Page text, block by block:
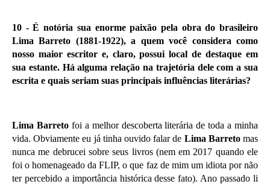
10 -É notória sua enorme paixão pela obra do brasileiro
Lima Barreto (1881-1922), a quem você considera como
nosso maior escritor e, claro, possui local de destaque em
sua estante. Há alguma relação na trajetória dele com a sua
escrita e quais seriam suas principais influências literárias?
Lima Barretofoi a melhor descoberta literária de toda a minha
vida. Obviamente eu já tinha ouvido falar de Lima Barretomas
nunca me debrucei sobre seus livros (nem em 2017 quando ele
foi o homenageado da FLIP, o que faz de mim um idiota por não
ter percebido a importância histórica desse fato). Ano passado li